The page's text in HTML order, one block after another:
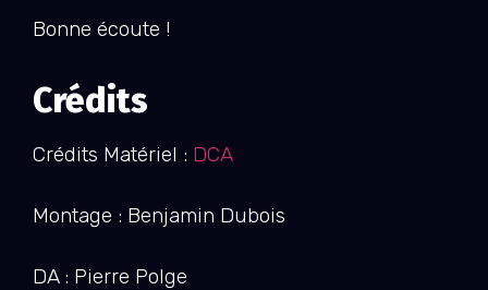
Bonne écoute !
Crédits
Crédits Matériel : DCA
Montage : Benjamin Dubois
DA : Pierre Polge